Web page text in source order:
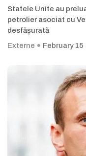
Statele Unite au
petrolier asociat cu
desfășurată
Externe
February 15